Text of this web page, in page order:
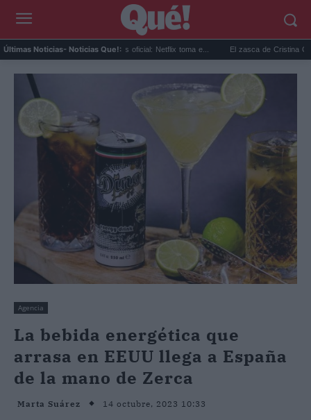
Últimas Noticias- Noticias Que!:
temporada 2 ya es oficial: Netflix toma e... El zasca de Cristina Castaño
Agencia
La bebida energética que
arrasa en EEUU llega a España
de la mano de Zerca
Marta Suárez 14 octubre, 2023 10:33